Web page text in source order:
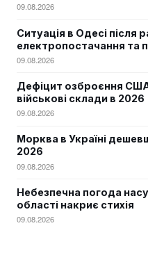
09.08.2026
Ситуація в Одесі після
електропостачання та
09.08.2026
Дефіцит озброєння
військові склади в 2026
09.08.2026
Морква в Україні
2026
09.08.2026
Небезпечна погода
області накриє стихія
09.08.2026